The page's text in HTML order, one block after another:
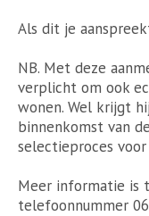
Als dit je
NB. Met deze
verplicht om ook
wonen. Wel krijgt
binnenkomst van
selectieproces
Meer informatie is
telefoonnummer